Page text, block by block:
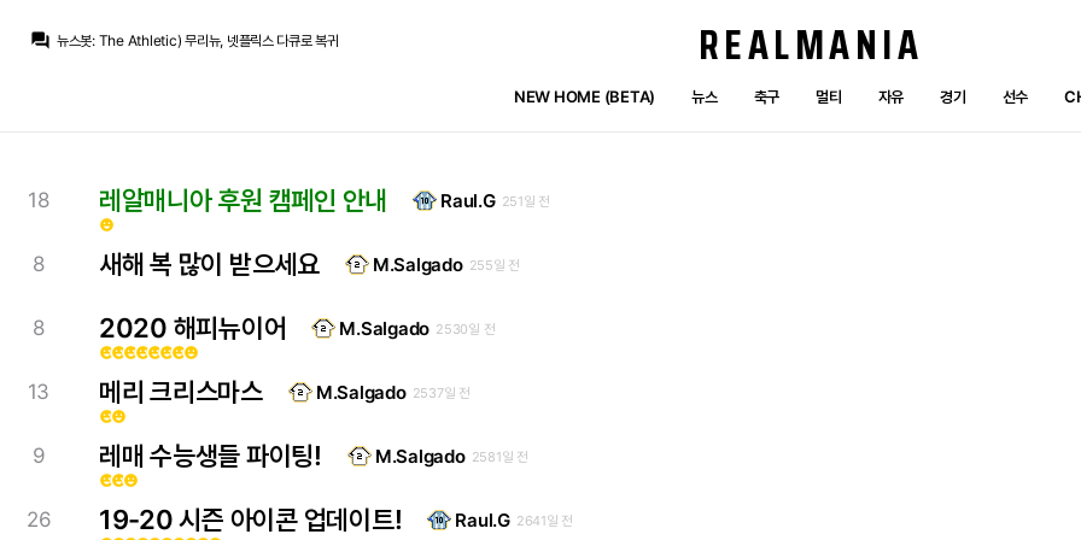
question_answer 뉴스봇: The Athletic) 무리뉴, 넷플릭스 다큐로 복귀
등장인물이 너무 많아서
하비 덴트가 아니면 맡을 역할이 없을텐데
:둠맘하기 참 힘드네요...
REALMANIA
NEW HOME (BETA) 뉴스 축구 멀티 자유 경기 선수
18
emoji_emotions
레알매니아 후원 캠페인 안내 Raul.G 251일 전
8 새해 복 많이 받으세요 M.Salgado 255일 전
8
emoji_emotionsemoji_emotionsemoji_emotionsemoji_emotionsemoji_emotionsemoji_emotionsemoji_emotionsemoji_emotions
2020 해피뉴이어 M.Salgado 2530일 전
13
emoji_emotionsemoji_emotions
메리 크리스마스 M.Salgado 2537일 전
9
emoji_emotionsemoji_emotionsemoji_emotions
레매 수능생들 파이팅! M.Salgado 2581일 전
26 19-20 시즌 아이콘 업데이트! Raul.G 2641일 전